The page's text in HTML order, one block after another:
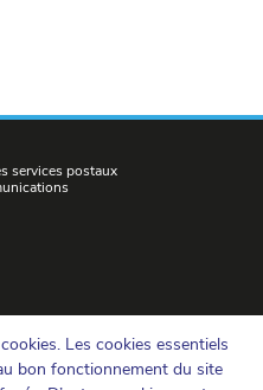
Les cookies essentiels
bon fonctionnement du site
services postaux